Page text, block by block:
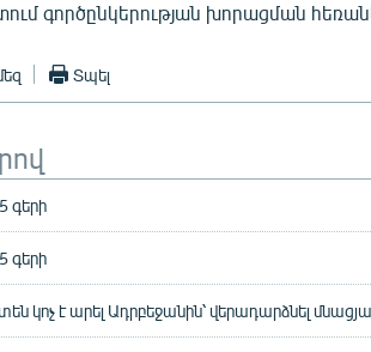
գործընկերության խորացման
Տպել
գերի
գերի
կոչ է արել Ադրբեջանին՝ վերադարձնել